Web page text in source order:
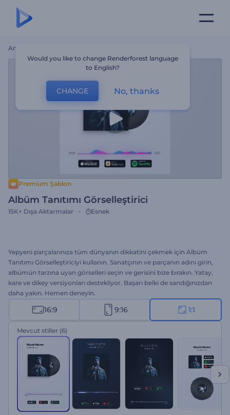
Ana Sayfa
Premium Şablon
Albüm Tanıtımı Görselleştirici
15K+ Dışa Aktarmalar Esnek
Yepyeni parçalarınıza tüm dünyanın dikkatini çekmek için Albüm
Tanıtımı Görselleştiriciyi kullanın. Sanatçının ve parçanın adını girin,
albümün tarzına uyan görselleri seçin ve gerisini bize bırakın. Yatay,
kare ve dikey versiyonları destekliyor. Başarı belki de sandığınızdan
daha yakın. Hemen deneyin.
16:9 9:16 1:1
Mevcut stiller (6)
Would you like to change Renderforest language
to English?
CHANGE No, thanks